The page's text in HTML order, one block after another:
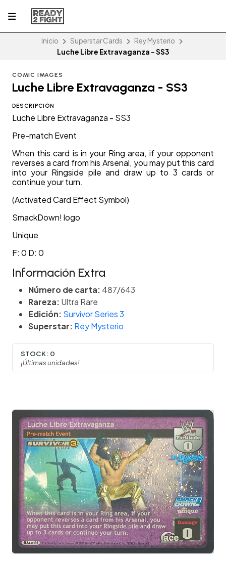
Inicio Superstar Cards
Rey Mysterio
Luche Libre Extravaganza - SS3
COMIC IMAGES
Luche Libre Extravaganza - SS3
DESCRIPCIÓN
Luche Libre Extravaganza - SS3
Pre-match Event
When this card is in your Ring area, if your opponent
reverses a card from his Arsenal, you may put this card
into your Ringside pile and draw up to 3 cards or
continue your turn.
(Activated Card Effect Symbol)
SmackDown! logo
Unique
F: 0 D: 0
Información Extra
Número de carta: 487/643
Rareza: Ultra Rare
Edición: Survivor Series 3
Superstar: Rey Mysterio
STOCK: 0
¡Últimas unidades!